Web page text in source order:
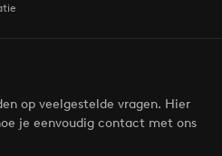
op veelgestelde vragen. Hier
je eenvoudig contact met ons